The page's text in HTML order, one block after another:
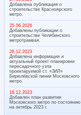
Добавлена публикация о
строительстве Красноярского
метро.
25.06.2026
Добавлены публикации о
строительстве Челябинского
метротрамвая.
28.12.2023
Добавлена информация и
актуальный проект планировки
пересадочного узла
проектируемой ст. «ЗИЛ»
Бирюлёвской линии Московского
метро.
18.12.2023
Добавлен план развития
Московского метро по состоянию
на октябрь 2023 г.